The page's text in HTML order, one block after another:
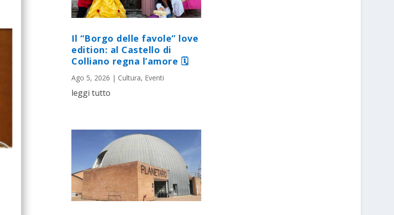
Il “Borgo delle favole” love
edition: al Castello di
Colliano regna l’amore 🗓
Ago 5, 2026 | Cultura, Eventi
leggi tutto